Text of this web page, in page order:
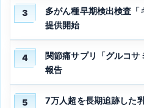
3
多がん種早期検出検査
提供開始
4
関節痛サプリ「グルコサ
報告
5
7万人超を長期追跡した